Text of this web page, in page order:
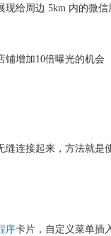
现给周边 5km 内的微信
铺增加10倍曝光的机会
缝连接起来，方法就是
序卡片，自定义菜单插